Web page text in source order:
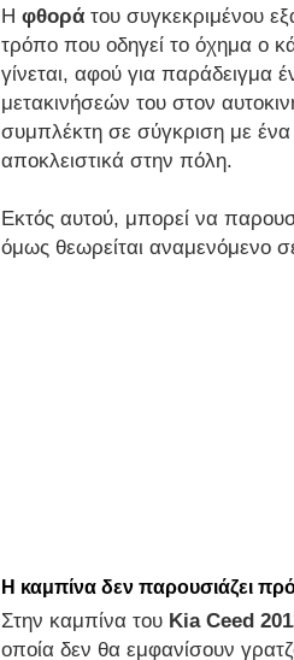
Η φθορά του συγκεκριμένου
τρόπο που οδηγεί το όχημα ο
γίνεται, αφού για παράδειγμα
μετακινήσεών του στον
συμπλέκτη σε σύγκριση με ένα
αποκλειστικά στην πόλη.
Εκτός αυτού, μπορεί να
όμως θεωρείται αναμενόμενο
Η καμπίνα δεν παρουσιάζει
Στην καμπίνα του Kia Ceed
οποία δεν θα εμφανίσουν